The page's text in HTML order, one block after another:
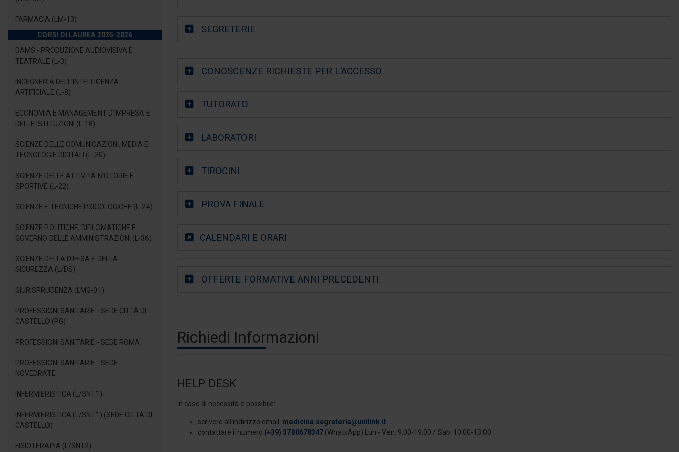
FARMACIA (LM-13)
CORSI DI LAUREA 2025-2026
DAMS - PRODUZIONE AUDIOVISIVA E
TEATRALE (L-3)
INGEGNERIA DELL’INTELLIGENZA
ARTIFICIALE (L-8)
ECONOMIA E MANAGEMENT D’IMPRESA E
DELLE ISTITUZIONI (L-18)
SCIENZE DELLE COMUNICAZIONI, MEDIA E
TECNOLOGIE DIGITALI (L-20)
SCIENZE DELLE ATTIVITÀ MOTORIE E
SPORTIVE (L-22)
SCIENZE E TECNICHE PSICOLOGICHE (L-24)
SCIENZE POLITICHE, DIPLOMATICHE E
GOVERNO DELLE AMMINISTRAZIONI (L-36)
SCIENZE DELLA DIFESA E DELLA
SICUREZZA (L/DS)
GIURISPRUDENZA (LMG-01)
PROFESSIONI SANITARIE - SEDE CITTÀ DI
CASTELLO (PG)
PROFESSIONI SANITARIE - SEDE ROMA
PROFESSIONI SANITARIE - SEDE
NOVEDRATE
INFERMIERISTICA (L/SNT1)
INFERMIERISTICA (L/SNT1) (SEDE CITTÀ DI
CASTELLO)
FISIOTERAPIA (L/SNT2)
SEGRETERIE
CONOSCENZE RICHIESTE PER L’ACCESSO
TUTORATO
LABORATORI
TIROCINI
PROVA FINALE
CALENDARI E ORARI
OFFERTE FORMATIVE ANNI PRECEDENTI
Richiedi Informazioni
HELP DESK
In caso di necessità è possibile:
scrivere all'indirizzo email: medicina.segreteria@unilink.it
contattare il numero (+39) 3780678347 (WhatsApp) Lun - Ven: 9.00-19.00 / Sab: 10.00-13.00